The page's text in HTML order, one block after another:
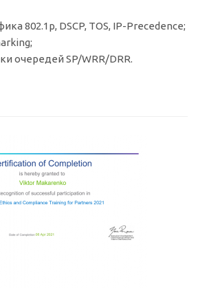
802.1p, DSCP, TOS, IP-Precedence;
очередей SP/WRR/DRR.